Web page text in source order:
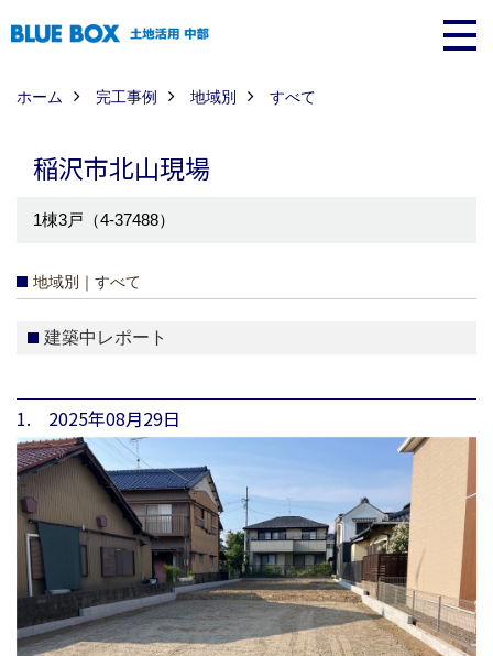
ホーム 完工事例 地域別 すべて
稲沢市北山現場
1棟3戸（4-37488）
地域別｜すべて
建築中レポート
1. 2025年08月29日